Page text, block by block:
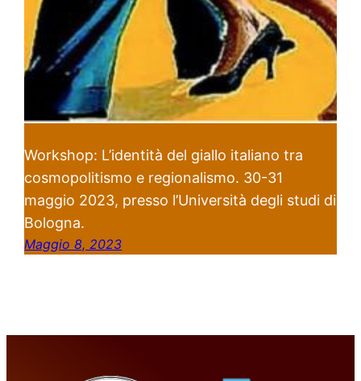
Workshop: L’identità del giallo italiano tra
cosmopolitismo e regionalismo. 30-31
maggio 2023, presso l’Università degli studi di
Bologna.
Maggio 8, 2023